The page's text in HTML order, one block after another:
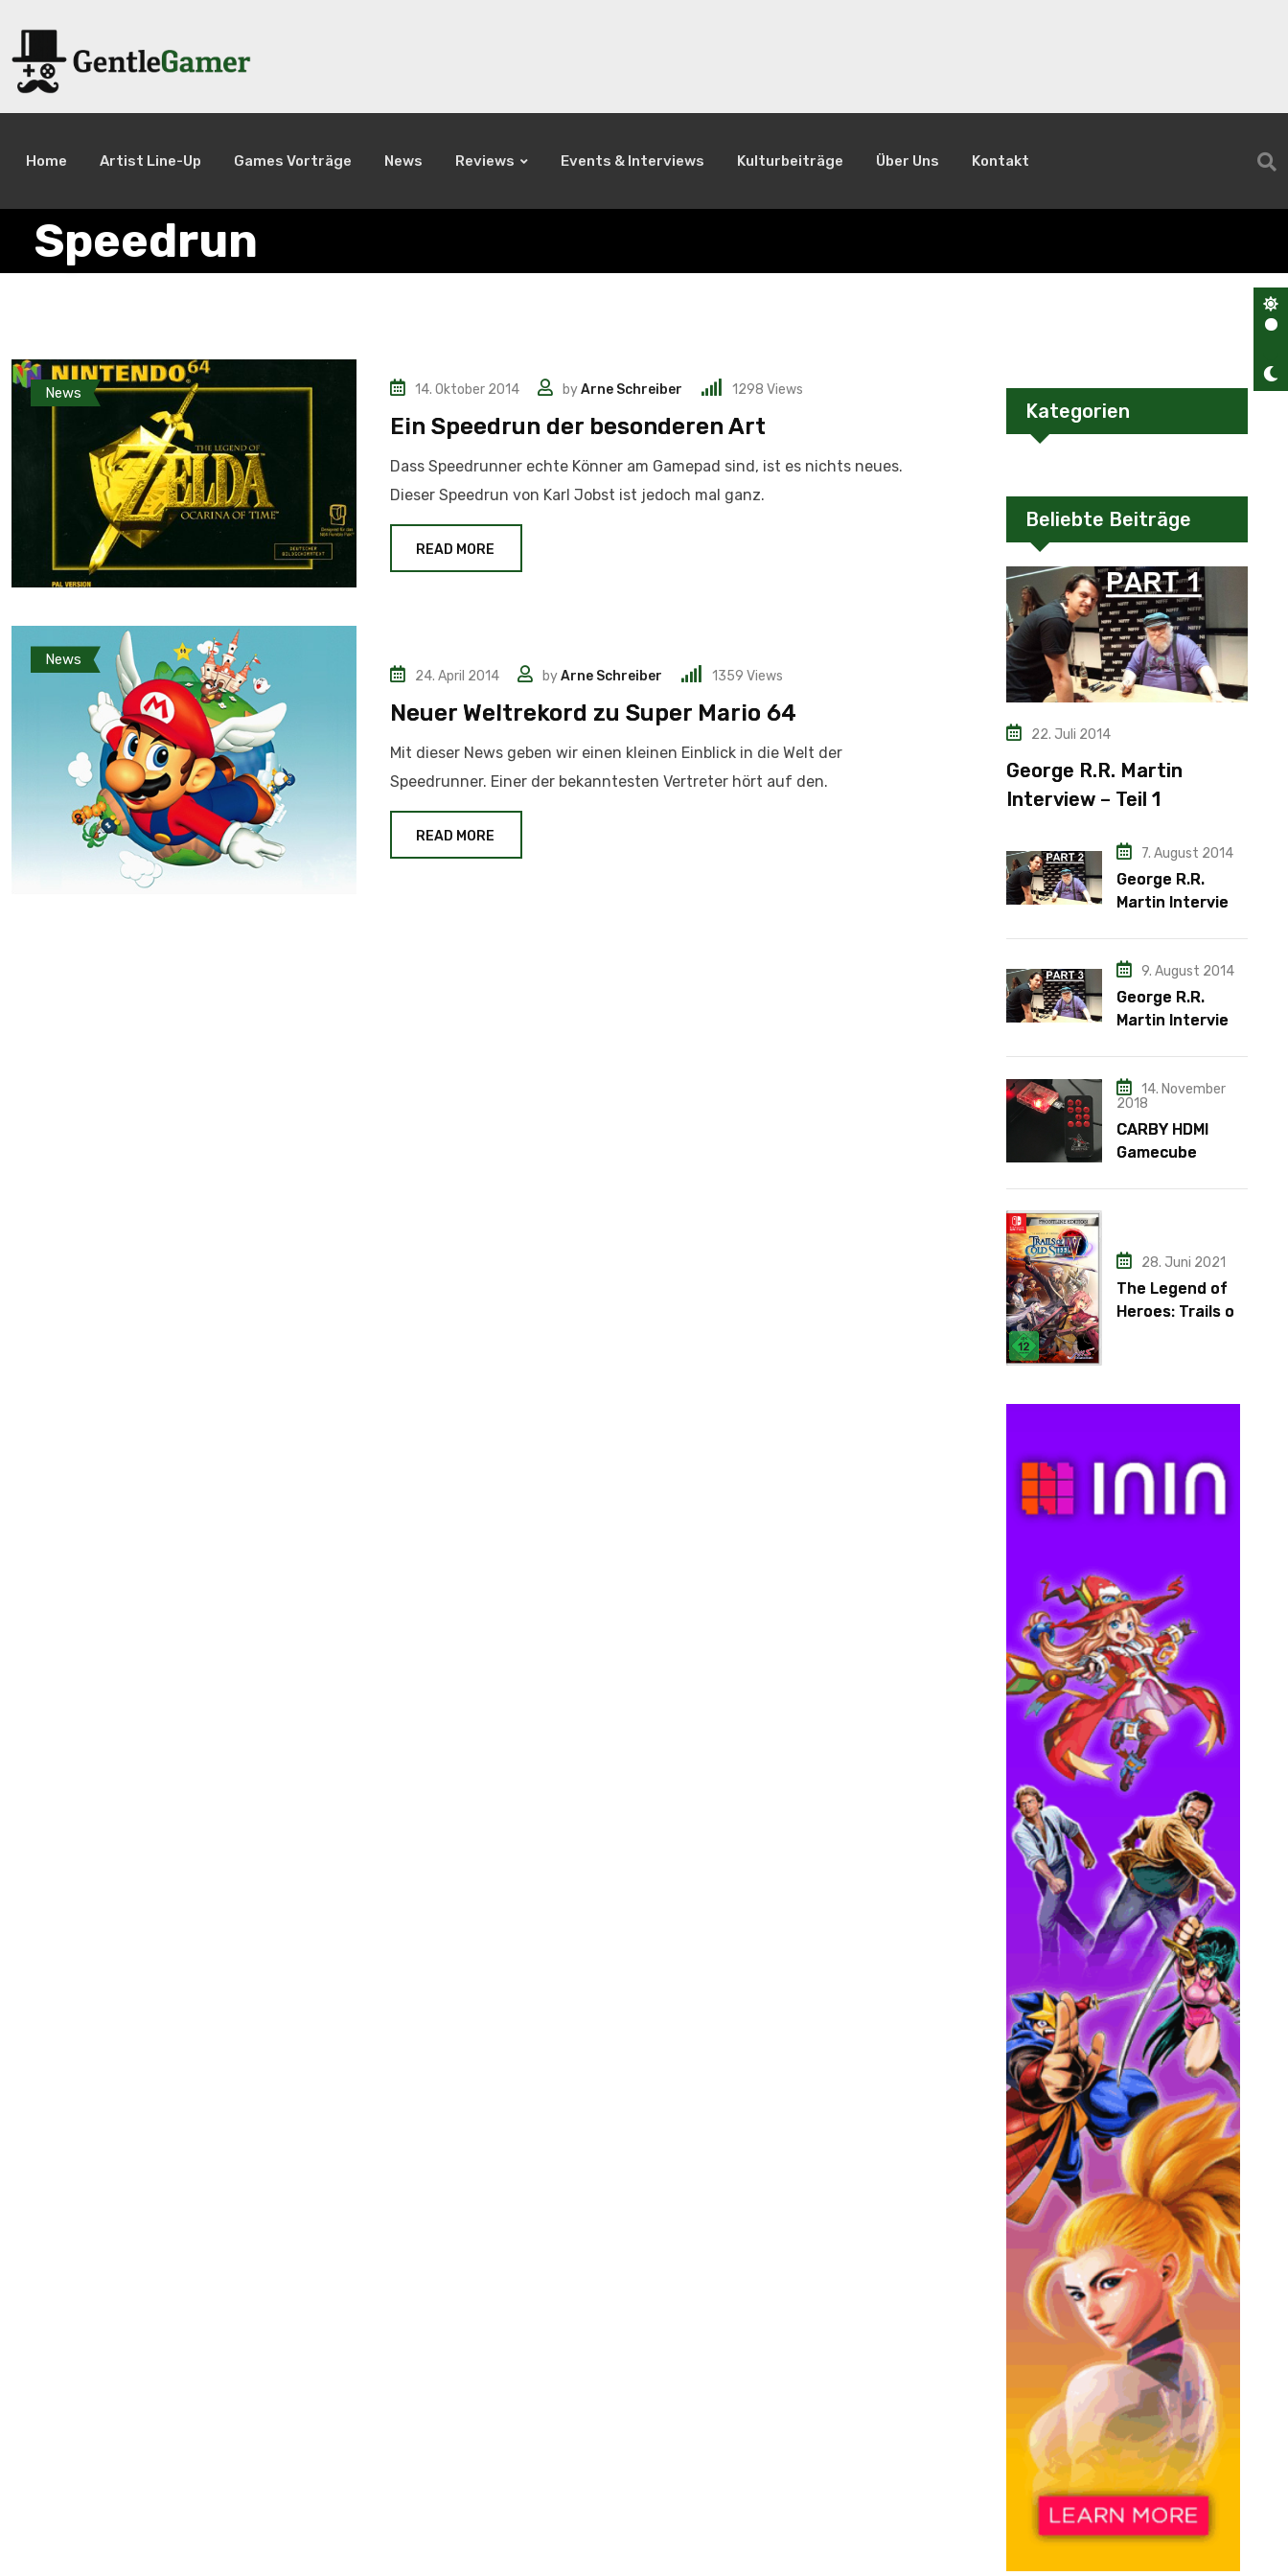
Home Artist Line-Up Games Vorträge News Reviews Events & Interviews Kulturbeiträge Über Uns Kontakt
Speedrun
News 14. Oktober 2014 byArne Schreiber 1298 Views
Ein Speedrun der besonderen Art
Dass Speedrunner echte Könner am Gamepad sind, ist es nichts neues.
Dieser Speedrun von Karl Jobst ist jedoch mal ganz.
READ MORE
News
24. April 2014 byArne Schreiber 1359 Views
Neuer Weltrekord zu Super Mario 64
Mit dieser News geben wir einen kleinen Einblick in die Welt der
Speedrunner. Einer der bekanntesten Vertreter hört auf den.
READ MORE
Kategorien
Beliebte Beiträge
22. Juli 2014
George R.R. Martin
Interview – Teil 1
7. August 2014
George R.R.
Martin Interview
9. August 2014
George R.R.
Martin Interview
14. November
2018
CARBY HDMI
Gamecube
28. Juni 2021
The Legend of
Heroes: Trails of